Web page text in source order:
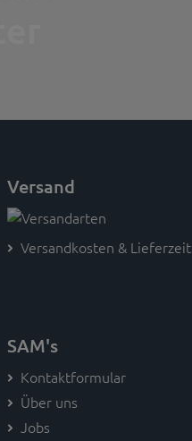
Versand
Versandkosten & Lieferzeit
SAM's
Kontaktformular
Über uns
Jobs